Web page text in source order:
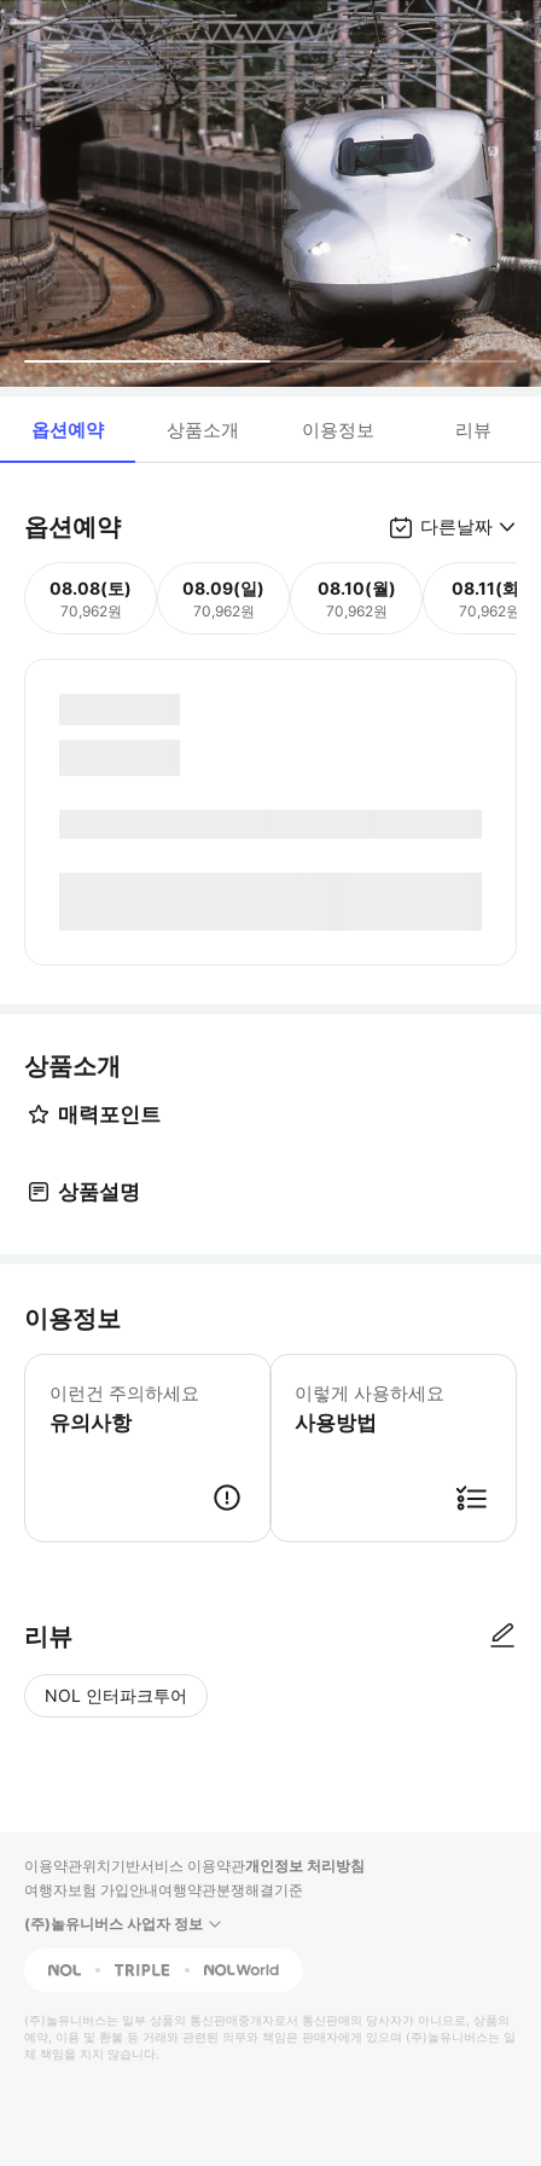
옵션예약 상품소개 이용정보 리뷰
옵션예약 다른날짜
08.08(토)
70,962원
08.09(일)
70,962원
08.10(월)
70,962원
08.11(화)
70,962원
상품소개
매력포인트
상품설명
이용정보
이런건 주의하세요
유의사항
▶ 영업 정보 * 1월 ~ 12월 *
이렇게 사용하세요
사용방법
리뷰
NOL 인터파크투어
입니
다.
높
은
순
동
영
상
순
상
이용약관위치기반서비스 이용약관개인정보 처리방침
여행자보험 가입안내여행약관분쟁해결기준
(주)놀유니버스 사업자 정보
NOL Triple Interpark Global
(주)놀유니버스는 일부 상품의 통신판매중개자로서 통신판매의 당사자가 아니므로, 상품의
예약, 이용 및 환불 등 거래와 관련된 의무와 책임은 판매자에게 있으며 (주)놀유니버스는 일
체 책임을 지지 않습니다.